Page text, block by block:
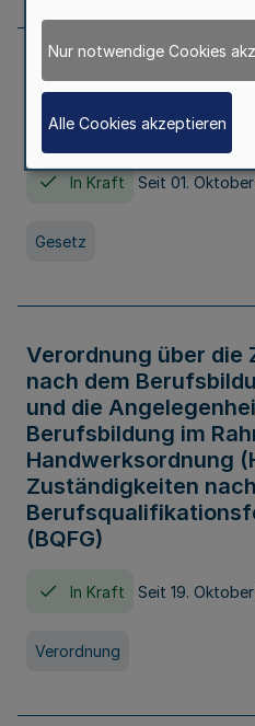
Gesetz über die
Nordrhein-
HG)
In Kraft Seit 01.
Gesetz
Verordnung über die
nach dem
und die
Berufsbildung im
Handwerksordnung
Zuständigkeiten
(BQFG)
In Kraft Seit 19.
Verordnung
Nur notwendige Cookies
Alle Cookies akzeptieren